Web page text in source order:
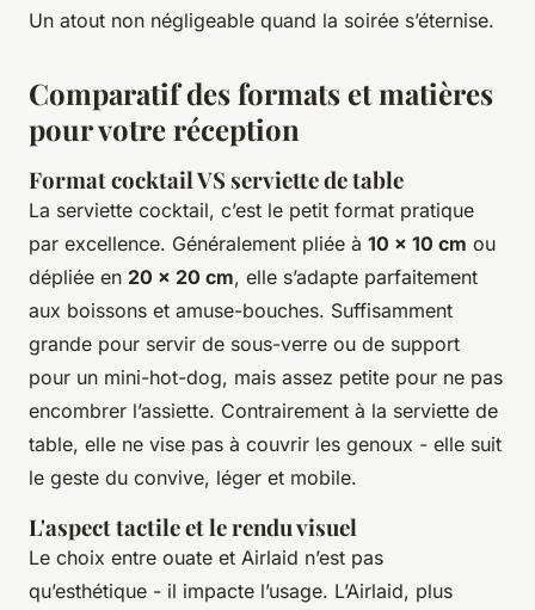
Un atout non négligeable quand la soirée s’éternise.
Comparatif des formats et matières
pour votre réception
Format cocktail VS serviette de table
La serviette cocktail, c’est le petit format pratique
par excellence. Généralement pliée à 10 x 10 cm ou
dépliée en 20 x 20 cm, elle s’adapte parfaitement
aux boissons et amuse-bouches. Suffisamment
grande pour servir de sous-verre ou de support
pour un mini-hot-dog, mais assez petite pour ne pas
encombrer l’assiette. Contrairement à la serviette de
table, elle ne vise pas à couvrir les genoux - elle suit
le geste du convive, léger et mobile.
L'aspect tactile et le rendu visuel
Le choix entre ouate et Airlaid n’est pas
qu’esthétique - il impacte l’usage. L’Airlaid, plus